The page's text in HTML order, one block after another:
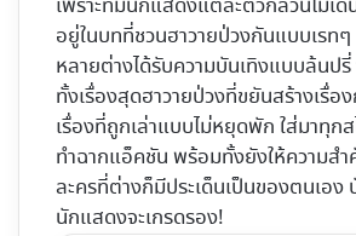
เพราะทีมนักแสดงแต่ละตัวก็ล้วนไม่เด่
อยู่ในบทที่ชวนฮาวายป่วงกันแบบเรท
หลายต่างได้รับความบันเทิงแบบล้นป
ทั้งเรื่องสุดฮาวายป่วงที่ขยันสร้างเรื่อ
เรื่องที่ถูกเล่าแบบไม่หยุดพัก ใส่มาทุกส
ทำฉากแอ็คชัน พร้อมทั้งยังให้ความส
ละครที่ต่างก็มีประเด็นเป็นของตนเอ
นักแสดงจะเกรดรอง!